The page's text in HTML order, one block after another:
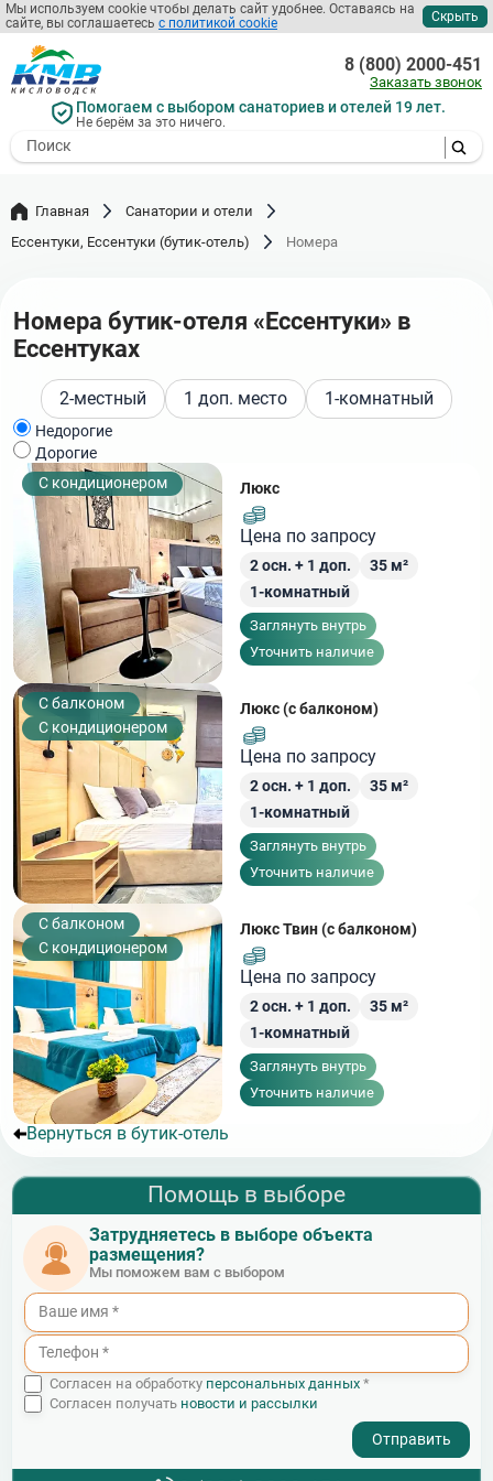
Мы используем cookie чтобы делать сайт удобнее. Оставаясь на
сайте, вы соглашаетесь с политикой cookie Скрыть
Перейти
к
основному
содержанию
Помогаем с выбором санаториев и отелей 19 лет.
Не берём за это ничего.
- I agree to the processing of my
8 (800) 2000-451
Заказать звонок
Главная
Санатории и отели
Ессентуки, Ессентуки (бутик-отель)
Номера
Номера бутик-отеля «Ессентуки» в
Ессентуках
2-местный 1 доп. место 1-комнатный
Недорогие
Дорогие
С кондиционером
Люкс
Цена по запросу
2осн. + 1 доп. 35м²
1-комнатный
Заглянуть внутрь
Уточнить наличие
C балконом
С кондиционером
Люкс (с балконом)
Цена по запросу
2осн. + 1 доп. 35м²
1-комнатный
Заглянуть внутрь
Уточнить наличие
C балконом
С кондиционером
Люкс Твин (с балконом)
Цена по запросу
2осн. + 1 доп. 35м²
1-комнатный
Заглянуть внутрь
Уточнить наличие
Вернуться в бутик-отель
Помощь в выборе
Затрудняетесь в выборе объекта
размещения?
Мы поможем вам с выбором
Согласен на обработку персональных данных *
Согласен получать новости и рассылки